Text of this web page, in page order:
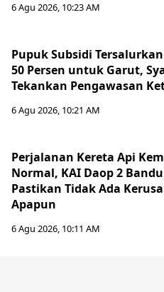
6 Agu 2026, 10:23 AM
Pupuk Subsidi
50 Persen untuk Garut,
Tekankan Pengawasan
6 Agu 2026, 10:21 AM
Perjalanan Kereta Api
Normal, KAI Daop 2
Pastikan Tidak Ada
Apapun
6 Agu 2026, 10:11 AM